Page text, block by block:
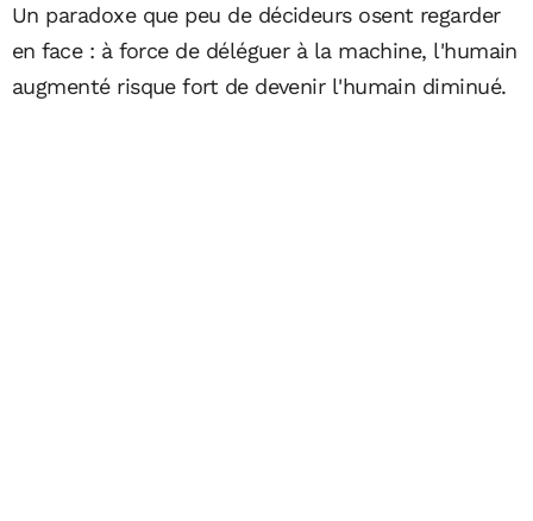
Un paradoxe que peu de décideurs osent regarder
en face : à force de déléguer à la machine, l'humain
augmenté risque fort de devenir l'humain diminué.